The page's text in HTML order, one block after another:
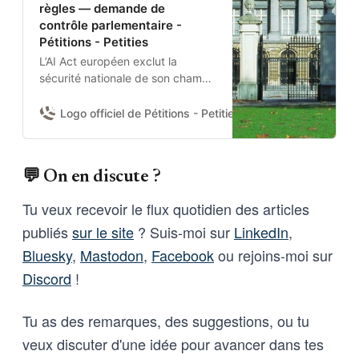
règles — demande de
contrôle parlementaire -
Pétitions - Petities
L’AI Act européen exclut la
sécurité nationale de son champ.
donc l’usage de l’IA par la
résolution pour :(1) obtenir du
des systèmes IA déployés et de
leurs garanties contractuelles ;
minimales ; et (3) se prononcer
sur l’usage de l’IA pour la
Logo officiel de Pétitions - Petities Damien Van
💬 On en discute ?
Tu veux recevoir le flux quotidien des articles
publiéssur le site ? Suis-moi sur LinkedIn,
Bluesky, Mastodon, Facebookou rejoins-moi sur
Discord !
Tu as des remarques, des suggestions, ou tu
veux discuter d'une idée pour avancer dans tes